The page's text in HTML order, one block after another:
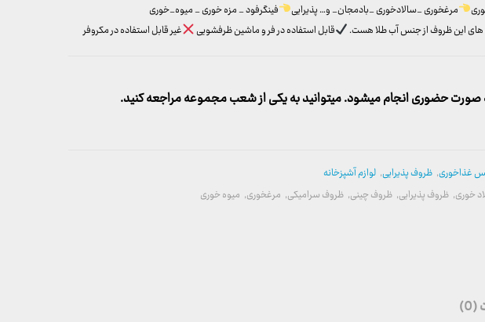
مرغخوری _سالادخوری _بادمجان_ و… پذیرایی
فینگرفود _ مزه خوری _ میوه_خوری
های این ظروف از جنس آب طلا هست. قابل استفاده در فر و ماشین ظرفشویی غیر قابل استفاده در مکروفر
صورت حضوری انجام میشود. میتوانید به یکی از شعب مجموعه مراجعه کنید.
غذاخوری, ظروف پذیرایی, لوازم آشپزخانه
خوری, ظروف پذیرایی, ظروف چینی, ظروف سرامیکی, مرغخوری, میوه خوری